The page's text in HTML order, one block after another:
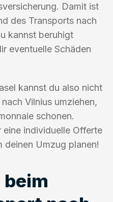
Damit ist
des Transports nach
kannst beruhigt
eventuelle Schäden
kannst du also nicht
Vilnius umziehen,
schonen.
eine individuelle Offerte
deinen Umzug planen!
beim